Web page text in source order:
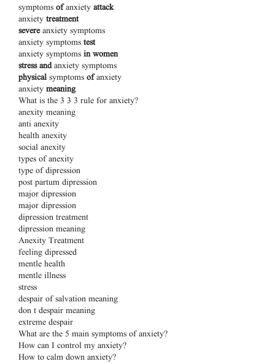
symptoms ofanxiety attack
anxiety treatment
severeanxiety symptoms
anxiety symptoms test
anxiety symptoms in women
stress andanxiety symptoms
physicalsymptoms ofanxiety
anxiety meaning
What is the 3 3 3 rule for anxiety?
anexity meaning
anti anexity
health anexity
social anexity
types of anexity
type of dipression
post partum dipression
major dipression
major dipression
dipression treatment
dipression meaning
Anexity Treatment
feeling dipressed
mentle health
mentle illness
stress
despair of salvation meaning
don t despair meaning
extreme despair
What are the 5 main symptoms of anxiety?
How can I control my anxiety?
How to calm down anxiety?